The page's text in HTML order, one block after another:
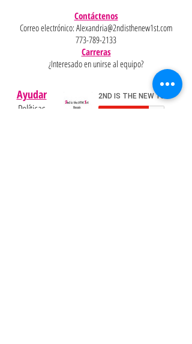
Contáctenos
Correo electrónico: Alexandria@2ndisthenew1st.com
773-789-2133
Carreras
¿Interesado en unirse al equipo?
Ayudar
Políticas